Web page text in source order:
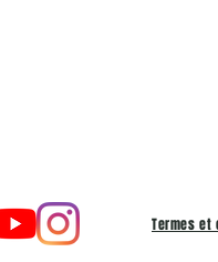
Termes et